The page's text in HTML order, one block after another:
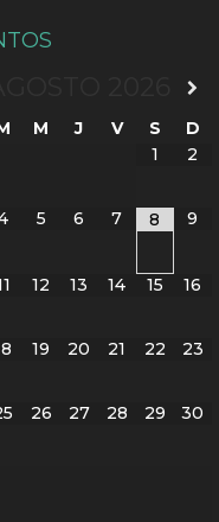
M J V S
D
1
2
5 6 7 8 9
12 13 14 15 16
19 20 21 22 23
26 27 28 29 30